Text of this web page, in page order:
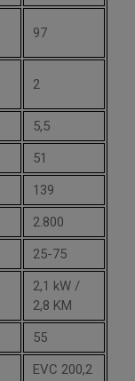
97
2
5,5
51
139
2.800
25-75
2,1 kW /
2,8 KM
55
EVC 200,2